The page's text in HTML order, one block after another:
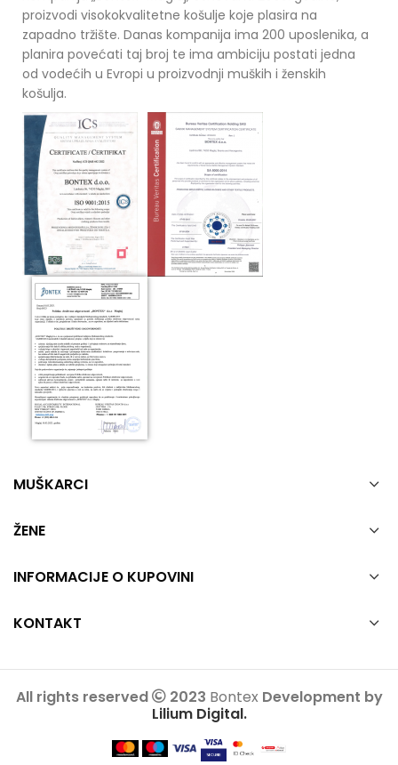
proizvodi visokokvalitetne košulje koje plasira na
zapadno tržište. Danas kompanija ima 200 uposlenika, a
planira povećati taj broj te ima ambiciju postati jedna
od vodećih u Evropi u proizvodnji muških i ženskih
košulja.
MUŠKARCI
ŽENE
INFORMACIJE O KUPOVINI
KONTAKT
All rights reserved 2023 Bontex Development by
Lilium Digital.